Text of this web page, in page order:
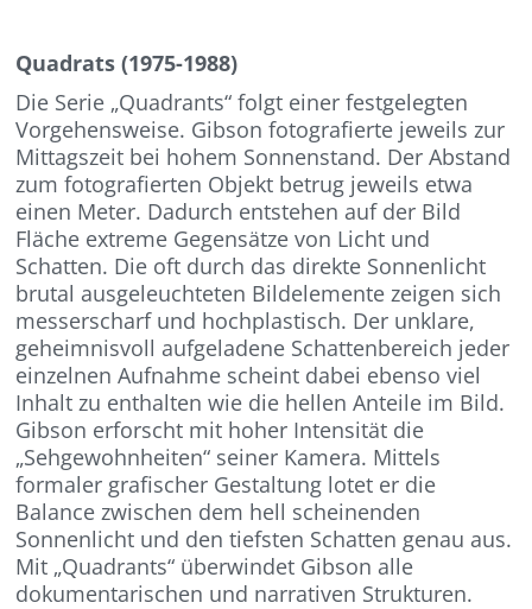
Quadrats (1975-1988)
Die Serie „Quadrants“ folgt einer festgelegten
Vorgehensweise. Gibson fotografierte jeweils zur
Mittagszeit bei hohem Sonnenstand. Der Abstand
zum fotografierten Objekt betrug jeweils etwa
einen Meter. Dadurch entstehen auf der Bild
Fläche extreme Gegensätze von Licht und
Schatten. Die oft durch das direkte Sonnenlicht
brutal ausgeleuchteten Bildelemente zeigen sich
messerscharf und hochplastisch. Der unklare,
geheimnisvoll aufgeladene Schattenbereich jeder
einzelnen Aufnahme scheint dabei ebenso viel
Inhalt zu enthalten wie die hellen Anteile im Bild.
Gibson erforscht mit hoher Intensität die
„Sehgewohnheiten“ seiner Kamera. Mittels
formaler grafischer Gestaltung lotet er die
Balance zwischen dem hell scheinenden
Sonnenlicht und den tiefsten Schatten genau aus.
Mit „Quadrants“ überwindet Gibson alle
dokumentarischen und narrativen Strukturen.